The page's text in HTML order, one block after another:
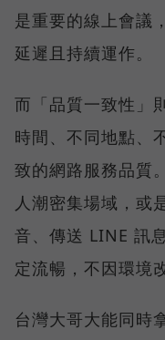
是重要的線上會議
延遲且持續運作。
而「品質一致性」
時間、不同地點、
致的網路服務品質
人潮密集場域，或
音、傳送 LINE 訊
定流暢，不因環境
台灣大哥大能同時